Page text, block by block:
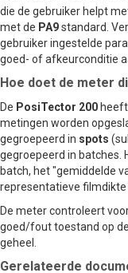
die de gebruiker helpt
met de PA9standard.
gebruiker ingestelde
goed- of afkeurconditie
Hoe doet de meter
De PosiTector 200
metingen worden
gegroepeerd in spots
gegroepeerd in batches.
batch, het "gemiddelde
representatieve filmdikte
De meter controleert
goed/fout toestand op
geheel.
Gerelateerde